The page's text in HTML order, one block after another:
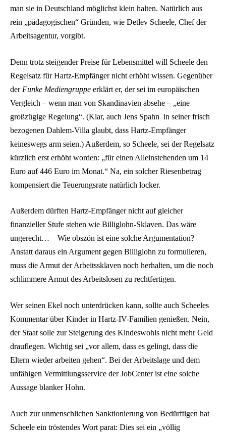
man sie in Deutschland möglichst klein halten. Natürlich aus
rein „pädagogischen“ Gründen, wie Detlev Scheele, Chef der
Arbeitsagentur, vorgibt.
Denn trotz steigender Preise für Lebensmittel will Scheele den
Regelsatz für Hartz-Empfänger nicht erhöht wissen. Gegenüber
der Funke Mediengruppe erklärt er, der sei im europäischen
Vergleich – wenn man von Skandinavien absehe – „eine
großzügige Regelung“. (Klar, auch Jens Spahn in seiner frisch
bezogenen Dahlem-Villa glaubt, dass Hartz-Empfänger
keineswegs arm seien.) Außerdem, so Scheele, sei der Regelsatz
kürzlich erst erhöht worden: „für einen Alleinstehenden um 14
Euro auf 446 Euro im Monat.“ Na, ein solcher Riesenbetrag
kompensiert die Teuerungsrate natürlich locker.
Außerdem dürften Hartz-Empfänger nicht auf gleicher
finanzieller Stufe stehen wie Billiglohn-Sklaven. Das wäre
ungerecht… – Wie obszön ist eine solche Argumentation?
Anstatt daraus ein Argument gegen Billiglohn zu formulieren,
muss die Armut der Arbeitssklaven noch herhalten, um die noch
schlimmere Armut des Arbeitslosen zu rechtfertigen.
Wer seinen Ekel noch unterdrücken kann, sollte auch Scheeles
Kommentar über Kinder in Hartz-IV-Familien genießen. Nein,
der Staat solle zur Steigerung des Kindeswohls nicht mehr Geld
drauflegen. Wichtig sei „vor allem, dass es gelingt, dass die
Eltern wieder arbeiten gehen“. Bei der Arbeitslage und dem
unfähigen Vermittlungsservice der JobCenter ist eine solche
Aussage blanker Hohn.
Auch zur unmenschlichen Sanktionierung von Bedürftigen hat
Scheele ein tröstendes Wort parat: Dies sei ein „völlig